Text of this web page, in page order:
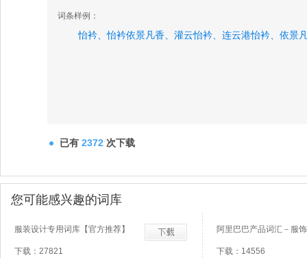
词条样例：
怡衿、怡衿依景凡香、 灌云怡衿、 连云港怡衿、 依景
已有 2372 次下载
您可能感兴趣的词库
服装设计专用词库【官方推荐】
下载：27821
阿里巴巴产品词汇－服
下载：14556